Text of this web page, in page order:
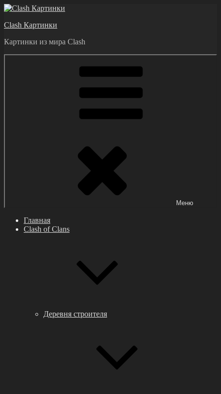
Перейти
содержимому
Clash Картинки
Картинки из мира Clash
Меню
Главная
Clash of Clans
Деревня строителя